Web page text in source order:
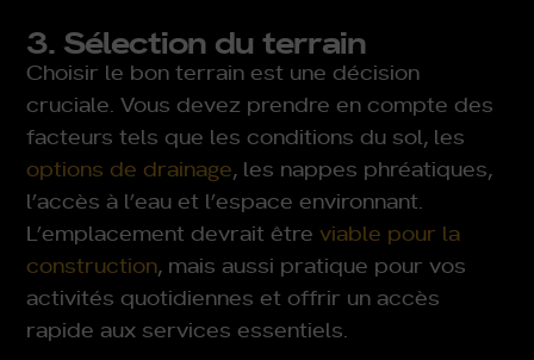
3. Sélection du terrain
Choisir le bon terrain est une décision
cruciale. Vous devez prendre en compte des
facteurs tels que les conditions du sol, les
options de drainage, les nappes phréatiques,
l’accès à l’eau et l’espace environnant.
L’emplacement devrait êtreviable pour la
construction, mais aussi pratique pour vos
activités quotidiennes et offrir un accès
rapide aux services essentiels.